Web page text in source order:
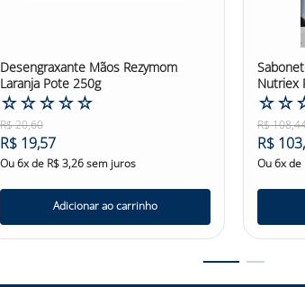
Desengraxante Mãos Rezymom
Laranja Pote 250g
☆☆☆☆☆
R$20,60
R$ 19,57
Ou6x de R$3,26sem juros
Adicionar ao carrinho
Nutriex
☆☆
R$108,
R$ 103,
Ou6x de